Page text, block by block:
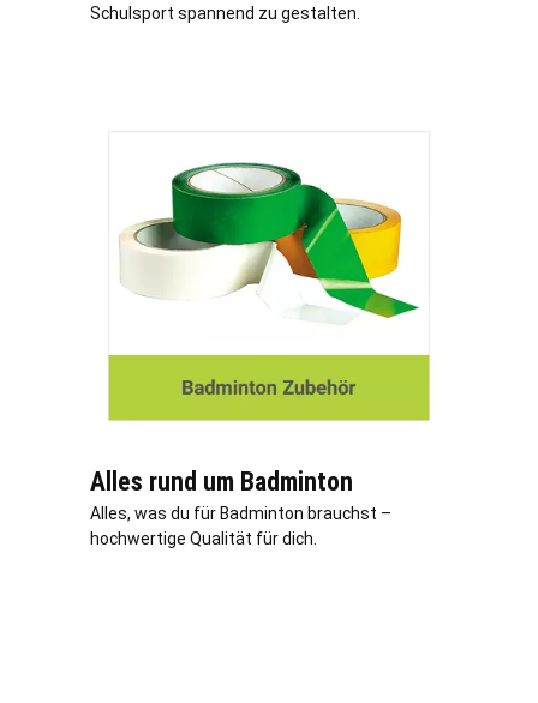
Schulsport spannend zu gestalten.
Alles rund um Badminton
Alles, was du für Badminton brauchst –
hochwertige Qualität für dich.